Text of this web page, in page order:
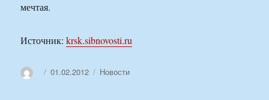
мечтая.
Источник:krsk.sibnovosti.ru
АвторОпубликовано
01.02.2012 Рубрики
Новости